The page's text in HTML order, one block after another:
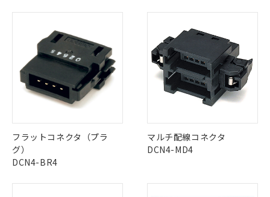
"対応済み"や非含有の記載がされた商品であっても、流通
在庫等で未対応品が混在する可能性があります。
非含有品が必要な際は、弊社営業部門もしくは販売店へお
問い合わせください。
この製品のRoHS/REACH対応状況ページへ
フラットコネクタ（プラ
グ）
DCN4-BR4
マルチ配線コネクタ
DCN4-MD4
ご利用条件
以下の条件をお読みいただき、同意のうえ
ご利用ください。
本サービスは、当社制御機器事業取扱
(税抜)を提供させていただくもので
す。
当社制御機器事業取扱商品の中には、
ことをご了承ください。
す。
有に対応した製品に切り替える予定のある
商品です。
対応予定なし：EU RoHS指令（10物質）の
非含有に非対応の商品で、対応品を出す予
定はありません。
調査・確認中：EU RoHS指令（10物質）の
商品です。
非該当品：ライセンス料など無形物で、有
害物質有無と関係のない商品です。
仕入先様の事情により、非含有部品として
※1 中国RoHS○×表
「○」：最大均質材料含有率が中国RoHSの
基準値以下であることを示します。
「×」：最大均質材料含有率が中国RoHSの
「－」：未確認です。当社販売部門へお問